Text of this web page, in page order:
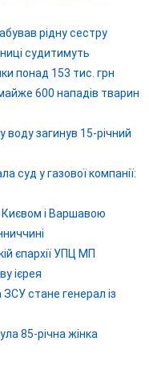
рідну сестру
судитимуть
понад 153 тис. грн
600 нападів тварин
воду загинув 15-річний
суд у газової компанії:
і Варшавою
єпархії УПЦ МП
ієрея
стане генерал із
85-річна жінка